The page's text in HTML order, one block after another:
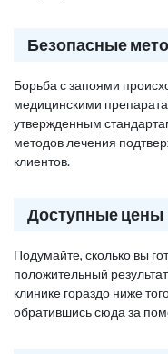
Безопасные
Борьба с запоями
медицинскими
утвержденным
методов лечения
клиентов.
Доступные цены
Подумайте, сколько вы
положительный
клинике гораздо ниже
обратившись сюда за